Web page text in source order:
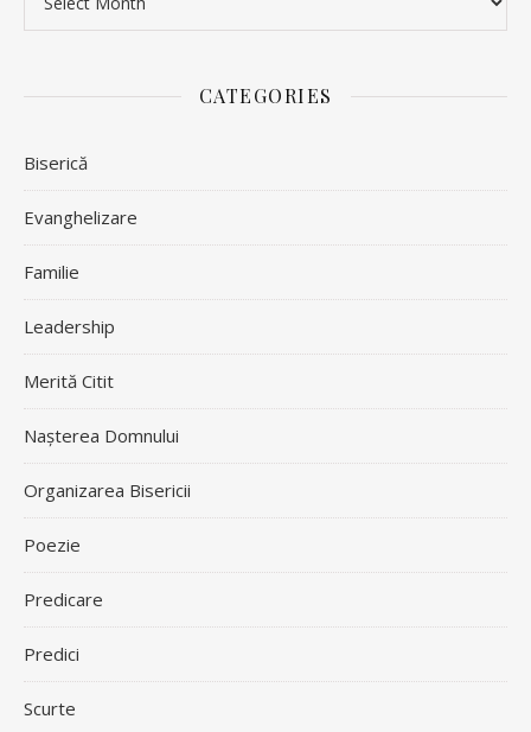
CATEGORIES
Biserică
Evanghelizare
Familie
Leadership
Merită Citit
Nașterea Domnului
Organizarea Bisericii
Poezie
Predicare
Predici
Scurte